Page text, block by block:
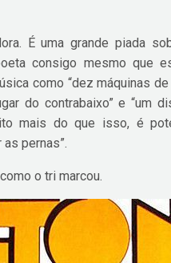
É uma grande piada
consigo mesmo que
como “dez máquinas
do contrabaixo” e “um
mais do que isso, é
pernas”.
o tri marcou.